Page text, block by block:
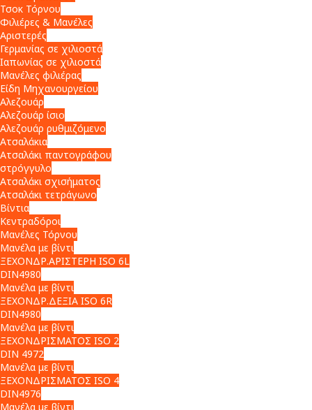
Τσοκ Τόρνου
Φιλιέρες & Μανέλες
Αριστερές
Γερμανίας σε χιλιοστά
Ιαπωνίας σε χιλιοστά
Μανέλες φιλιέρας
Είδη Μηχανουργείου
Αλεζουάρ
Αλεζουάρ ίσιο
Αλεζουάρ ρυθμιζόμενο
Ατσαλάκια
Ατσαλάκι παντογράφου
στρόγγυλο
Ατσαλάκι σχισήματος
Ατσαλάκι τετράγωνο
Βίντια
Κεντραδόροι
Μανέλες Τόρνου
Μανέλα με βίντι
ΞΕΧΟΝΔΡ.ΑΡΙΣΤΕΡΗ ISO 6L
DIN4980
Μανέλα με βίντι
ΞΕΧΟΝΔΡ.ΔΕΞΙΑ ISO 6R
DIN4980
Μανέλα με βίντι
ΞΕΧΟΝΔΡΙΣΜΑΤΟΣ ISO 2
DIN 4972
Μανέλα με βίντι
ΞΕΧΟΝΔΡΙΣΜΑΤΟΣ ISO 4
DIN4976
Μανέλα με βίντι